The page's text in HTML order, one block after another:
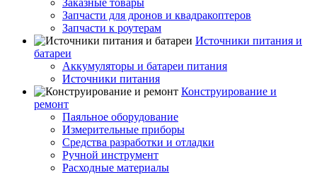
Заказные товары
Запчасти для дронов и квадракоптеров
Запчасти к роутерам
Источники питания и
батареи
Аккумуляторы и батареи питания
Источники питания
Конструирование и
ремонт
Паяльное оборудование
Измерительные приборы
Средства разработки и отладки
Ручной инструмент
Расходные материалы